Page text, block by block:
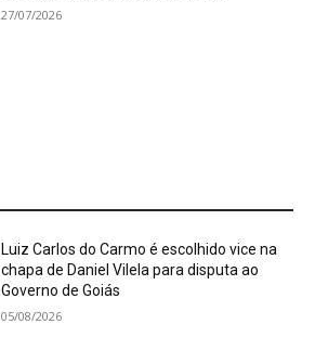
27/07/2026
Luiz Carlos do Carmo é escolhido vice na
chapa de Daniel Vilela para disputa ao
Governo de Goiás
05/08/2026